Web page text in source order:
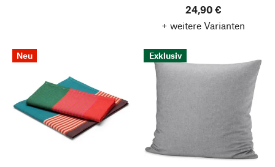
24,90 €
+ weitere Varianten
Neu Exklusiv